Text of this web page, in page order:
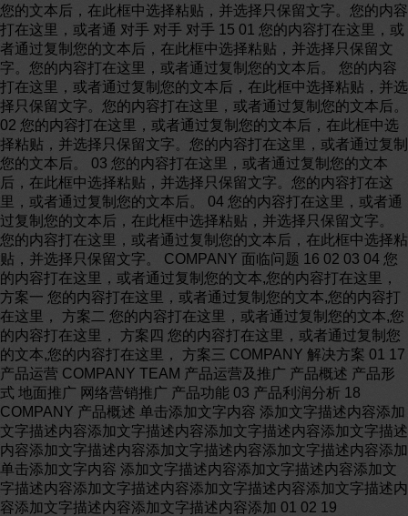
您的文本后，在此框中选择粘贴，并选择只保留文字。您的内容
打在这里，或者通 对手 对手 对手 15 01 您的内容打在这里，或
者通过复制您的文本后，在此框中选择粘贴，并选择只保留文
字。您的内容打在这里，或者通过复制您的文本后。 您的内容
打在这里，或者通过复制您的文本后，在此框中选择粘贴，并选
择只保留文字。您的内容打在这里，或者通过复制您的文本后。
02 您的内容打在这里，或者通过复制您的文本后，在此框中选
择粘贴，并选择只保留文字。您的内容打在这里，或者通过复制
您的文本后。 03 您的内容打在这里，或者通过复制您的文本
后，在此框中选择粘贴，并选择只保留文字。您的内容打在这
里，或者通过复制您的文本后。 04 您的内容打在这里，或者通
过复制您的文本后，在此框中选择粘贴，并选择只保留文字。
您的内容打在这里，或者通过复制您的文本后，在此框中选择粘
贴，并选择只保留文字。 COMPANY 面临问题 16 02 03 04 您
的内容打在这里，或者通过复制您的文本,您的内容打在这里，
方案一 您的内容打在这里，或者通过复制您的文本,您的内容打
在这里， 方案二 您的内容打在这里，或者通过复制您的文本,您
的内容打在这里， 方案四 您的内容打在这里，或者通过复制您
的文本,您的内容打在这里， 方案三 COMPANY 解决方案 01 17
产品运营 COMPANY TEAM 产品运营及推广 产品概述 产品形
式 地面推广 网络营销推广 产品功能 03 产品利润分析 18
COMPANY 产品概述 单击添加文字内容 添加文字描述内容添加
文字描述内容添加文字描述内容添加文字描述内容添加文字描述
内容添加文字描述内容添加文字描述内容添加文字描述内容添加
单击添加文字内容 添加文字描述内容添加文字描述内容添加文
字描述内容添加文字描述内容添加文字描述内容添加文字描述内
容添加文字描述内容添加文字描述内容添加 01 02 19